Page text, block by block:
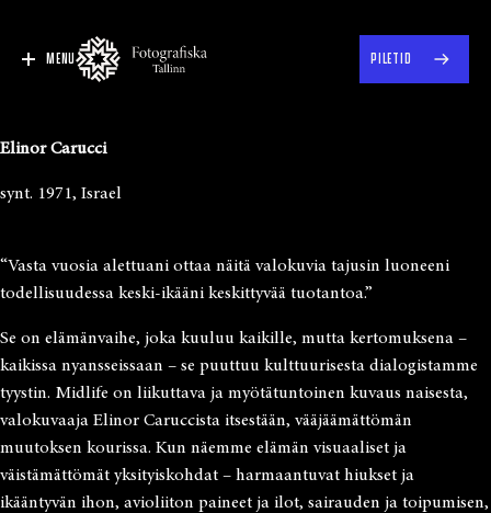
MENU PILETID
Elinor Carucci
synt. 1971, Israel
“Vasta vuosia alettuani ottaa näitä valokuvia tajusin luoneeni
todellisuudessa keski-ikääni keskittyvää tuotantoa.”
Se on elämänvaihe, joka kuuluu kaikille, mutta kertomuksena –
kaikissa nyansseissaan – se puuttuu kulttuurisesta dialogistamme
tyystin. Midlife on liikuttava ja myötätuntoinen kuvaus naisesta,
valokuvaaja Elinor Caruccista itsestään, vääjäämättömän
muutoksen kourissa. Kun näemme elämän visuaaliset ja
väistämättömät yksityiskohdat – harmaantuvat hiukset ja
ikääntyvän ihon, avioliiton paineet ja ilot, sairauden ja toipumisen,